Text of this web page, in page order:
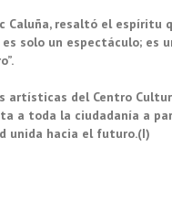
Caluña, resaltó el espíritu
solo un espectáculo; es
artísticas del Centro
a toda la ciudadanía a
unida hacia el futuro.(I)